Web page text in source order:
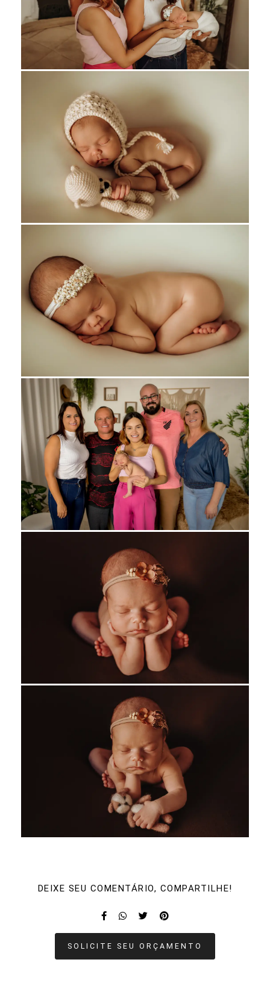
DEIXE SEU COMENTÁRIO, COMPARTILHE!
SOLICITE SEU ORÇAMENTO